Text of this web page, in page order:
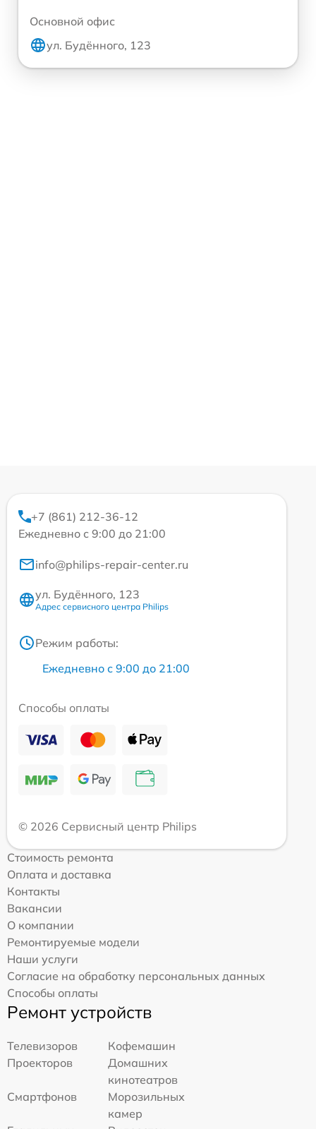
Основной офис
ул. Будённого, 123
+7 (861) 212-36-12
Ежедневно с 9:00 до 21:00
info@philips-repair-center.ru
ул. Будённого, 123
Адрес сервисного центра Philips
Режим работы:
Ежедневно с 9:00 до 21:00
Способы оплаты
© 2026 Сервисный центр Philips
Стоимость ремонта
Оплата и доставка
Контакты
Вакансии
О компании
Ремонтируемые модели
Наши услуги
Согласие на обработку персональных данных
Способы оплаты
Ремонт устройств
Телевизоров
Кофемашин
Проекторов
Домашних
кинотеатров
Смартфонов
Морозильных
камер